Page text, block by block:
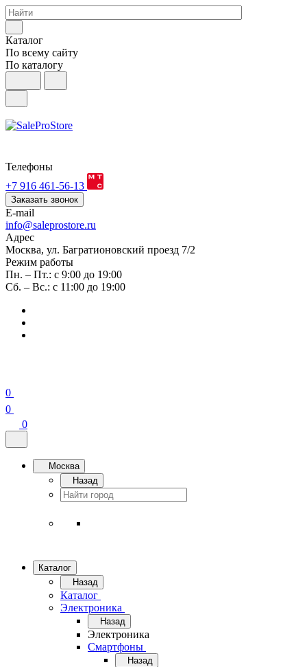
Каталог
По всему сайту
По каталогу
Телефоны
+7 916 461-56-13
Заказать звонок
E-mail
info@saleprostore.ru
Адрес
Москва, ул. Багратионовский проезд 7/2
Режим работы
Пн. – Пт.: с 9:00 до 19:00
Сб. – Вс.: с 11:00 до 19:00
0
0
0
Москва
Назад
Каталог
Назад
Каталог
Электроника
Назад
Электроника
Смартфоны
Назад